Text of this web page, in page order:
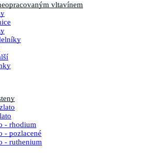
vltavínem
- rhodium
- pozlacené
- ruthenium